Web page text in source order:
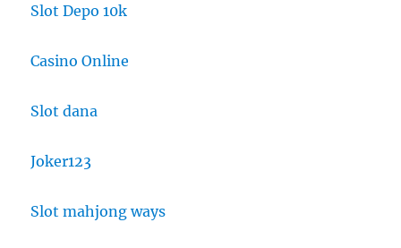
Slot Depo 10k
Casino Online
Slot dana
Joker123
Slot mahjong ways